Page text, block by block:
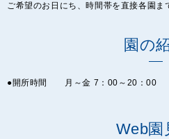
ご希望のお日にち、時間帯を直接各園ま
園の
●開所時間 月～金 7：00～20：00
Web園